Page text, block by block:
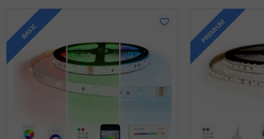
BASIC PREMIUM